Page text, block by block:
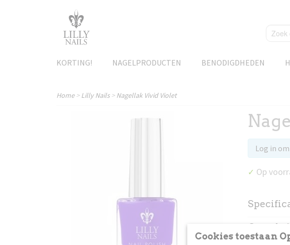
KORTING! NAGELPRODUCTEN BENODIGDHEDEN
Home>Lilly Nails>Nagellak Vivid Violet
Log in
✓ Op
Productcode
Cookies toestaan